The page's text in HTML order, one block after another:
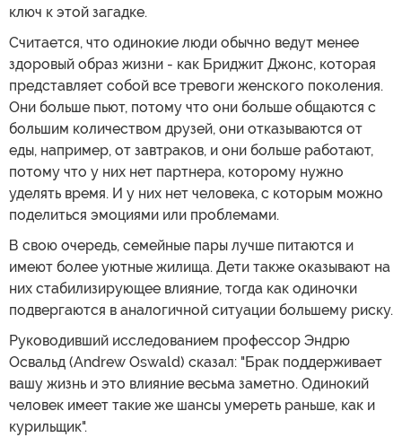
ключ к этой загадке.
Считается, что одинокие люди обычно ведут менее
здоровый образ жизни - как Бриджит Джонс, которая
представляет собой все тревоги женского поколения.
Они больше пьют, потому что они больше общаются с
большим количеством друзей, они отказываются от
еды, например, от завтраков, и они больше работают,
потому что у них нет партнера, которому нужно
уделять время. И у них нет человека, с которым можно
поделиться эмоциями или проблемами.
В свою очередь, семейные пары лучше питаются и
имеют более уютные жилища. Дети также оказывают на
них стабилизирующее влияние, тогда как одиночки
подвергаются в аналогичной ситуации большему риску.
Руководивший исследованием профессор Эндрю
Освальд (Andrew Oswald) сказал: "Брак поддерживает
вашу жизнь и это влияние весьма заметно. Одинокий
человек имеет такие же шансы умереть раньше, как и
курильщик".